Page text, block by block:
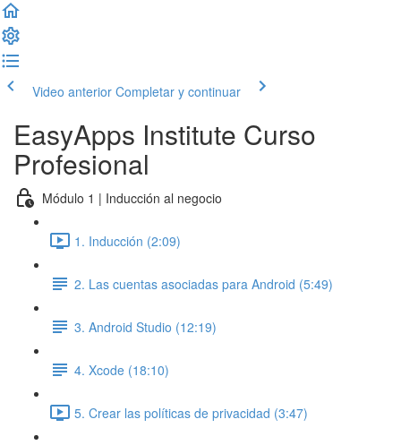
Video anterior Completar y continuar
EasyApps Institute Curso
Profesional
Módulo 1 | Inducción al negocio
1. Inducción (2:09)
2. Las cuentas asociadas para Android (5:49)
3. Android Studio (12:19)
4. Xcode (18:10)
5. Crear las políticas de privacidad (3:47)